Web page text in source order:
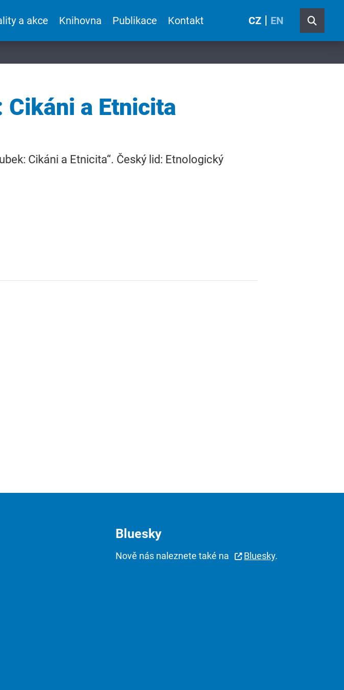
a akce Knihovna Publikace Kontakt CZ EN
a Etnicita
Cikáni a Etnicita“. Český lid: Etnologický
Bluesky
Nově nás naleznete také na Bluesky.